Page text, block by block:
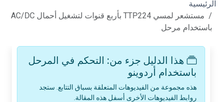
الرئيسية
مستشعر لمسي TTP224 بأربع قنوات لتشغيل أحمال AC/DC
باستخدام مرحل
هذا الدليل جزء من: التحكم في المرحل
باستخدام أردوينو
هذه مجموعة من الفيديوهات المتعلقة بسباق التتابع. ستجد
روابط الفيديوهات الأخرى أسفل هذه المقالة.